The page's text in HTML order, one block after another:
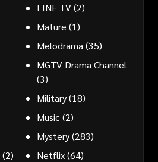
LINE TV(2)
Mature (1)
Melodrama (35)
MGTV Drama Channel
(3)
Military(18)
Music(2)
Mystery(283)
(2) Netflix(64)